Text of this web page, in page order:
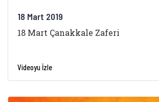
18 Mart 2019
18 Mart Çanakkale Zaferi
Videoyu İzle